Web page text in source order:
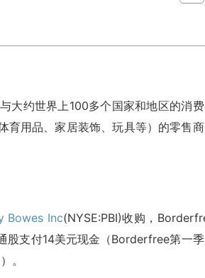
大约世界上100多个国家和地区的消
育用品、家居装饰、玩具等）的零售
Bowes Inc(NYSE:PBI)收购，
支付14美元现金（Borderfree第一
。